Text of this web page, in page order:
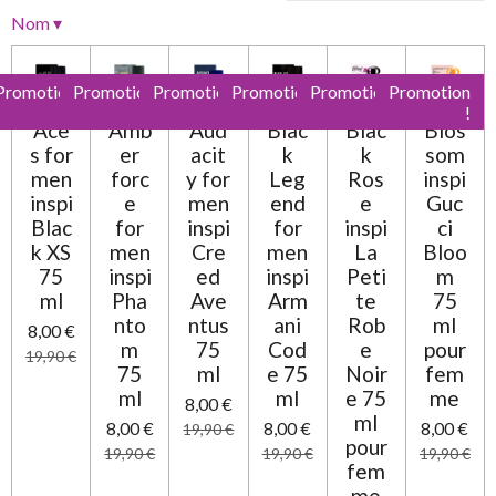
o
:
e e
s
e
s
e
s
e
s
a
Nom▾
Ace
s for
men
inspi
Blac
k XS
75
ml
8,00 €
19,90 €
Promotion
Amb
er
forc
e
for
men
inspi
Pha
nto
m
75
ml
8,00 €
19,90 €
Promotion
Aud
acit
y for
men
inspi
Cre
ed
Ave
ntus
75
ml
8,00 €
19,90 €
Promotion
Blac
k
Leg
end
for
men
inspi
Arm
ani
Cod
e 75
ml
8,00 €
19,90 €
Promotion
Blac
k
Ros
e
inspi
La
Peti
te
Rob
e
Noir
e 75
ml
pour
fem
Promotion
!
Blos
som
inspi
Guc
ci
Bloo
m
75
ml
pour
fem
me
8,00 €
19,90 €